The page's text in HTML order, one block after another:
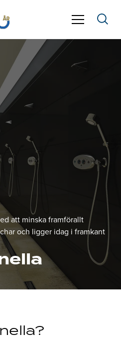
att minska framförallt
och ligger idag i framkant